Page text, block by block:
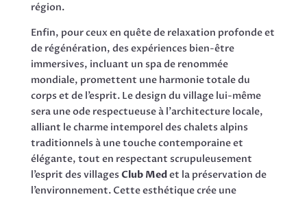
région.
Enfin, pour ceux en quête de relaxation profonde et
de régénération, des expériences bien-être
immersives, incluant un spa de renommée
mondiale, promettent une harmonie totale du
corps et de l’esprit. Le design du village lui-même
sera une ode respectueuse à l’architecture locale,
alliant le charme intemporel des chalets alpins
traditionnels à une touche contemporaine et
élégante, tout en respectant scrupuleusement
l’esprit des villages Club Medet la préservation de
l’environnement. Cette esthétique crée une